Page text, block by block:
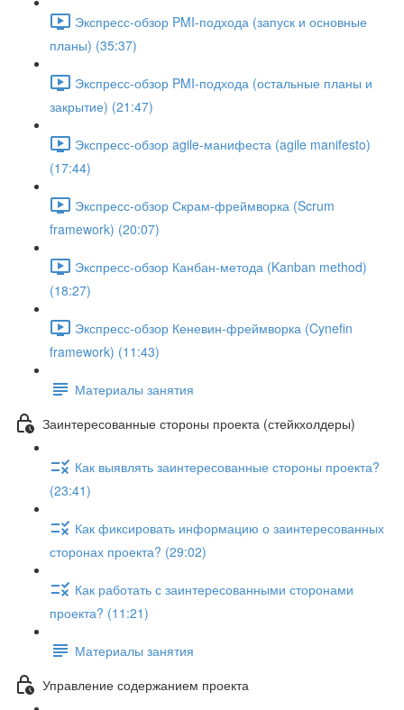
Экспресс-обзор PMI-подхода (запуск и основные
планы) (35:37)
Экспресс-обзор PMI-подхода (остальные планы и
закрытие) (21:47)
Экспресс-обзор agile-манифеста (agile manifesto)
(17:44)
Экспресс-обзор Скрам-фреймворка (Scrum
framework) (20:07)
Экспресс-обзор Канбан-метода (Kanban method)
(18:27)
Экспресс-обзор Кеневин-фреймворка (Cynefin
framework) (11:43)
Материалы занятия
Заинтересованные стороны проекта (стейкхолдеры)
Как выявлять заинтересованные стороны проекта?
(23:41)
Как фиксировать информацию о заинтересованных
сторонах проекта? (29:02)
Как работать с заинтересованными сторонами
проекта? (11:21)
Материалы занятия
Управление содержанием проекта